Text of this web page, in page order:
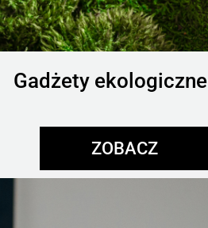
Gadżety ekologiczne
ZOBACZ